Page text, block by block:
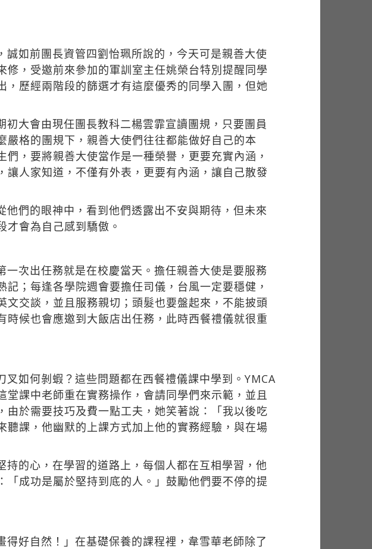
如前團長資管四劉怡珮所說的，今天可是親善大使
，受邀前來參加的軍訓室主任姚榮台特別提醒同學
歷經兩階段的篩選才有這麼優秀的同學入團，但她
大會由現任團長教科二楊雲霏宣讀團規，只要團員
格的團規下，親善大使們往往都能做好自己的本
，要將親善大使當作是一種榮譽，更要充實內涵，
人家知道，不僅有外表，更要有內涵，讓自己散發
們的眼神中，看到他們透露出不安與期待，但未來
會為自己感到驕傲。
次出任務就是在校慶當天。擔任親善大使是要服務
；每逢各學院週會要擔任司儀，台風一定要穩健，
交談，並且服務親切；頭髮也要盤起來，不能披頭
候也會應邀到大飯店出任務，此時西餐禮儀就很重
如何剝蝦？這些問題都在西餐禮儀課中學到。YMCA
課中老師重在實務操作，會請同學們來示範，並且
於需要技巧及費一點工夫，她笑著說：「我以後吃
課，他幽默的上課方式加上他的實務經驗，與在場
的心，在學習的道路上，每個人都在互相學習，他
成功是屬於堅持到底的人。」鼓勵他們要不停的提
得好自然！」在基礎保養的課程裡，韋雪華老師除了